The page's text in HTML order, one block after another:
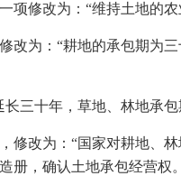
项修改为：“维持土地的
改为：“耕地的承包期为
三十年，草地、林地承
修改为：“国家对耕地、
册，确认土地承包经营权。